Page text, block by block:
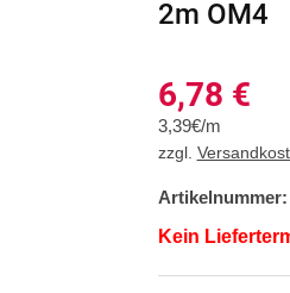
2m OM4
6,78 €
3,39€/m
zzgl.
Artikelnummer:
Kein